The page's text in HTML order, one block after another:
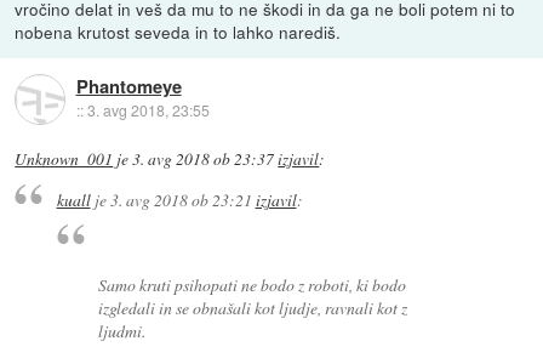
vročino delat in veš da mu to ne škodi in da ga ne boli potem ni to
nobena krutost seveda in to lahko narediš.
Phantomeye
::3. avg 2018, 23:55
Unknown_001 je3. avg 2018 ob 23:37izjavil:
kuallje3. avg 2018 ob 23:21 izjavil:
Samo kruti psihopati ne bodo z roboti, ki bodo
izgledali in se obnašali kot ljudje, ravnali kot z
ljudmi.